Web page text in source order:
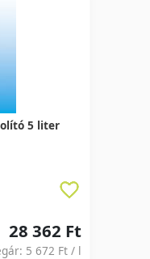
5 liter
28 362 Ft
5 672 Ft / l